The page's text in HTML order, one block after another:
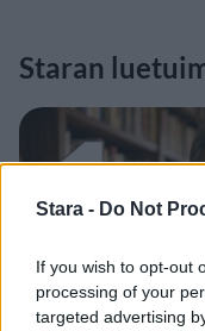
Stara - Do Not
If you wish to opt-out
processing of your
targeted advertising
Staran
1